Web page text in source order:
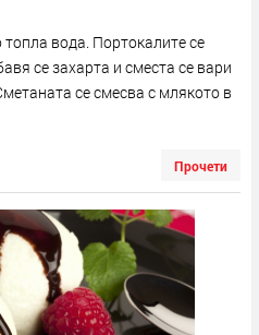
вода. Портокалите се
се захарта и сместа се вари
се смесва с млякото в
Прочети